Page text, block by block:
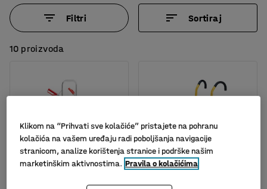
Filtri Sortiraj
10 proizvoda
Klikom na “Prihvati sve kolačiće” pristajete na pohranu
kolačića na vašem uređaju radi poboljšanja navigacije
stranicom, analize korištenja stranice i podrške našim
marketinškim aktivnostima. Pravila o kolačićima